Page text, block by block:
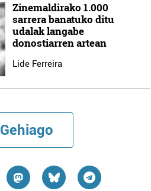
Zinemaldirako 1.000
sarrera banatuko ditu
udalak langabe
donostiarren artean
Lide Ferreira
Gehiago